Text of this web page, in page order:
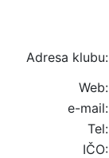
Adresa klubu:
Web:
e-mail:
Tel:
IČO: